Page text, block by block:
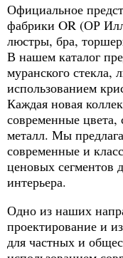
Официальное
фабрики OR (ОР
люстры, бра,
В нашем каталог
муранского стекла,
использованием
Каждая новая
современные цвета,
металл. Мы
современные и
ценовых сегментов
интерьера.
Одно из наших
проектирование и
для частных и